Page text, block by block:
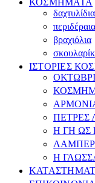
ΚΟΣΜΗΜΑΤΑ
δαχτυλίδια
περιδέραια
βραχιόλια
ΙΣΤΟΡΙΕΣ
ΠΕΤΡΕΣ
Η ΓΗ ΩΣ
Η